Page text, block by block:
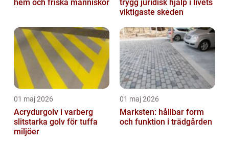
hem och friska människor
trygg juridisk hjälp i livets
viktigaste skeden
01 maj 2026
Acrydurgolv i varberg
slitstarka golv för tuffa
miljöer
01 maj 2026
Marksten: hållbar form
och funktion i trädgården